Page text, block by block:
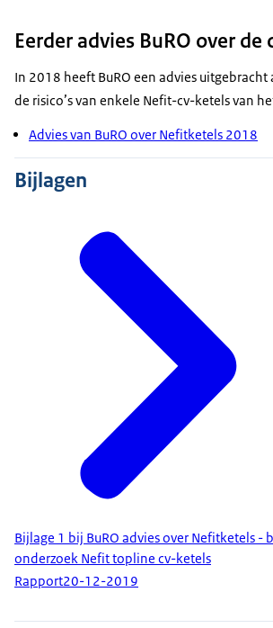
Eerder advies BuRO over de
In 2018 heeft BuRO een advies uitgebracht
de risico’s van enkele Nefit-cv-ketels van
Advies van BuRO over Nefitketels 2018
Bijlagen
Bijlage 1 bij BuRO advies over Nefitketels
onderzoek Nefit topline cv-ketels
Rapport20-12-2019